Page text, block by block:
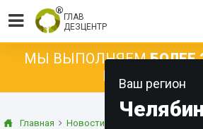
ГЛАВ
ДЕЗЦЕНТР
Ваш регион
МЫ ВЫПОЛНЯЕМБОЛЕЕ
КАЖДЫЙ
Главная Новости